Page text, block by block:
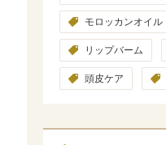
モロッカンオイル
リップバーム
頭皮ケア